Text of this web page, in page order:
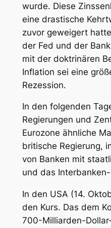
wurde. Diese
eine drastische
zuvor geweigert
der Fed und der
mit der doktrinären
Inflation sei eine
Rezession.
In den folgenden
Regierungen und
Eurozone ähnliche
britische Regierung,
von Banken mit
und das
In den USA (14.
den Kurs. Das dem
700-Milliarden-